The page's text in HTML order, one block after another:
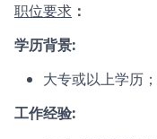
职位要求 ：
学历背景:
大专或以上学历
工作经验: